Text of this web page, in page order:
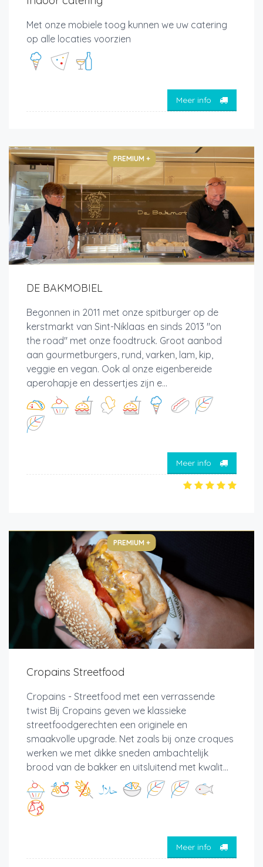
Met onze mobiele toog kunnen we uw catering
op alle locaties voorzien
Meer info
PREMIUM +
DE BAKMOBIEL
Begonnen in 2011 met onze spitburger op de
kerstmarkt van Sint-Niklaas en sinds 2013 "on
the road" met onze foodtruck. Groot aanbod
aan gourmetburgers, rund, varken, lam, kip,
veggie en vegan. Ook al onze eigenbereide
aperohapje en dessertjes zijn e...
Meer info
PREMIUM +
Cropains Streetfood
Cropains - Streetfood met een verrassende
twist Bij Cropains geven we klassieke
streetfoodgerechten een originele en
smaakvolle upgrade. Net zoals bij onze croques
werken we met dikke sneden ambachtelijk
brood van de bakker en uitsluitend met kwalit...
Meer info